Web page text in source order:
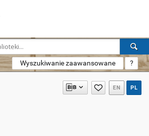
Wyszukiwanie zaawansowane ?
EN PL